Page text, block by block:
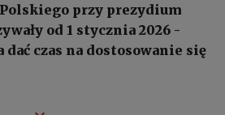
Polskiego przy prezydium
od 1 stycznia 2026 -
czas na dostosowanie się